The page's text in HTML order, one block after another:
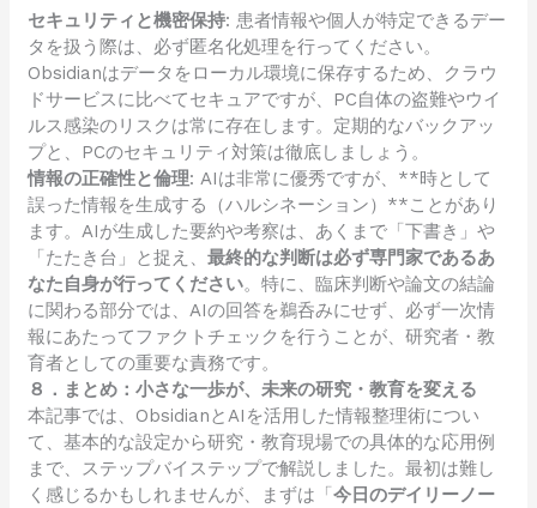
セキュリティと機密保持: 患者情報や個人が特定できるデー
タを扱う際は、必ず匿名化処理を行ってください。
Obsidianはデータをローカル環境に保存するため、クラウ
ドサービスに比べてセキュアですが、PC自体の盗難やウイ
ルス感染のリスクは常に存在します。定期的なバックアッ
プと、PCのセキュリティ対策は徹底しましょう。
情報の正確性と倫理: AIは非常に優秀ですが、**時として
誤った情報を生成する（ハルシネーション）**ことがあり
ます。AIが生成した要約や考察は、あくまで「下書き」や
「たたき台」と捉え、最終的な判断は必ず専門家であるあ
なた自身が行ってください。特に、臨床判断や論文の結論
に関わる部分では、AIの回答を鵜呑みにせず、必ず一次情
報にあたってファクトチェックを行うことが、研究者・教
育者としての重要な責務です。
８．まとめ：小さな一歩が、未来の研究・教育を変える
本記事では、ObsidianとAIを活用した情報整理術につい
て、基本的な設定から研究・教育現場での具体的な応用例
まで、ステップバイステップで解説しました。最初は難し
く感じるかもしれませんが、まずは「今日のデイリーノー